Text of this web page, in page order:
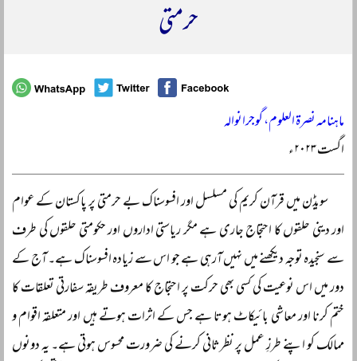
حرمتی
ماہنامہ نصرۃ العلوم، گوجرانوالہ
اگست ۲۰۲۳ء
سویڈن میں قرآن کریم کی مسلسل اور افسوسناک بے حرمتی پر پاکستان کے عوام
اور دینی حلقوں کا احتجاج جاری ہے مگر ریاستی اداروں اور حکومتی حلقوں کی طرف
سے سنجیدہ توجہ دیکھنے میں نہیں آرہی ہے جو اس سے زیادہ افسوسناک ہے۔ آج کے
دور میں اس نوعیت کی کسی بھی حرکت پر احتجاج کا معروف طریقہ سفارتی تعلقات کا
ختم کرنا اور معاشی بائیکاٹ ہوتا ہے جس کے اثرات ہوتے ہیں اور متعلقہ اقوام و
ممالک کو اپنے طرزِ عمل پر نظرثانی کرنے کی ضرورت محسوس ہوتی ہے۔ یہ دونوں